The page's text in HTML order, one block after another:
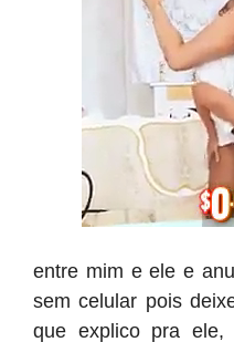
entre mim e ele e
sem celular pois
que explico pra ele,